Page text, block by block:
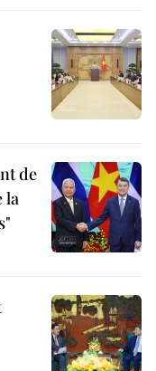
de
la